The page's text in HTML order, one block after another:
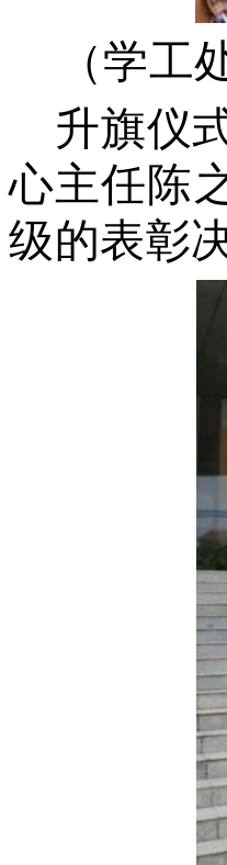
（学工
升旗仪
心主任陈
级的表彰